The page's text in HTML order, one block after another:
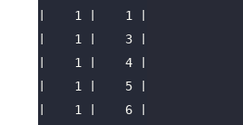
|    1 |    1 |
|    1 |    3 |
|    1 |    4 |
|    1 |    5 |
|    1 |    6 |